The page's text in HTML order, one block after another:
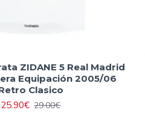
ZIDANE 5 Real Madrid
Equipación 2005/06
Clasico
25.90€ 29.00€